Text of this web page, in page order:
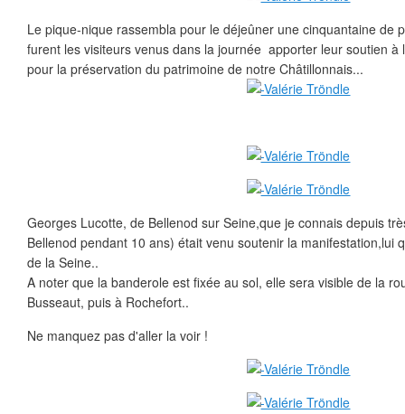
Le pique-nique rassembla pour le déjeûner une cinquantaine de
furent les visiteurs venus dans la journée apporter leur soutien à
pour la préservation du patrimoine de notre Châtillonnais...
Georges Lucotte, de Bellenod sur Seine,que je connais depuis
Bellenod pendant 10 ans) était venu soutenir la manifestation,lui
de la Seine..
A noter que la banderole est fixée au sol, elle sera visible de la
Busseaut, puis à Rochefort..
Ne manquez pas d'aller la voir !